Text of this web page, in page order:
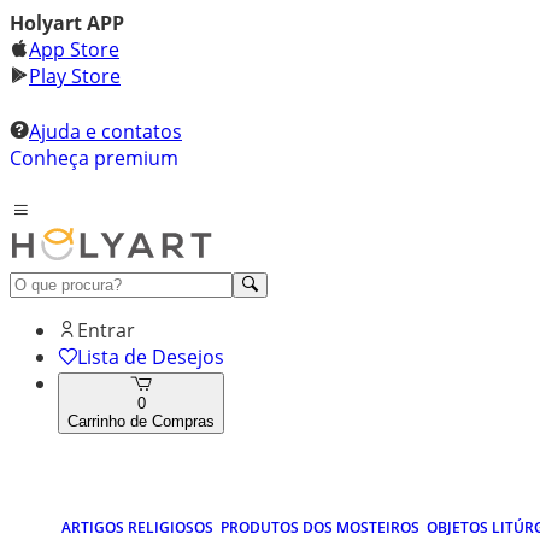
Holyart APP
App Store
Play Store
Ajuda e contatos
Conheça premium
Entrar
Lista de Desejos
0
Carrinho de Compras
ARTIGOS RELIGIOSOS PRODUTOS DOS MOSTEIROS OBJETOS